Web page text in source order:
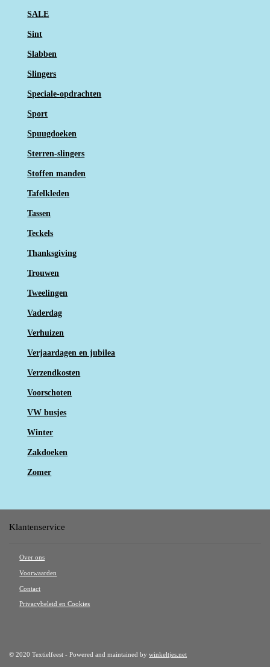
SALE
Sint
Slabben
Slingers
Speciale-opdrachten
Sport
Spuugdoeken
Sterren-slingers
Stoffen manden
Tafelkleden
Tassen
Teckels
Thanksgiving
Trouwen
Tweelingen
Vaderdag
Verhuizen
Verjaardagen en jubilea
Verzendkosten
Voorschoten
VW busjes
Winter
Zakdoeken
Zomer
Klantenservice
Over ons
Voorwaarden
Contact
Privacybeleid en Cookies
© 2020 Textielfeest - Powered and maintained bywinkeltjes.net